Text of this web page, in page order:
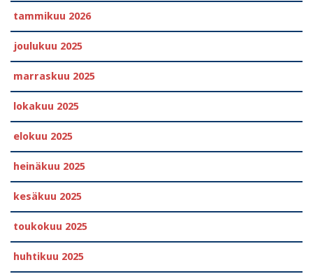
tammikuu 2026
joulukuu 2025
marraskuu 2025
lokakuu 2025
elokuu 2025
heinäkuu 2025
kesäkuu 2025
toukokuu 2025
huhtikuu 2025